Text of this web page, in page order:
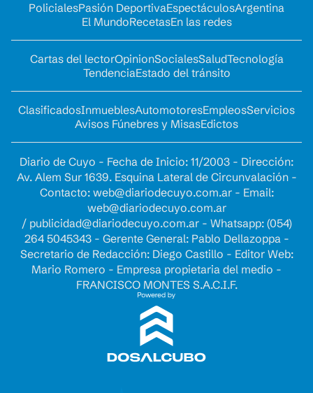
PolicialesPasión DeportivaEspectáculosArgentina
El MundoRecetasEn las redes
Cartas del lectorOpinionSocialesSaludTecnología
TendenciaEstado del tránsito
ClasificadosInmueblesAutomotoresEmpleosServicios
Avisos Fúnebres y MisasEdictos
Diario de Cuyo - Fecha de Inicio: 11/2003 - Dirección:
Av. Alem Sur 1639. Esquina Lateral de Circunvalación -
Contacto: web@diariodecuyo.com.ar- Email:
web@diariodecuyo.com.ar
/ publicidad@diariodecuyo.com.ar- Whatsapp: (054)
264 5045343 - Gerente General: Pablo Dellazoppa -
Secretario de Redacción: Diego Castillo - Editor Web:
Mario Romero - Empresa propietaria del medio -
FRANCISCO MONTES S.A.C.I.F.